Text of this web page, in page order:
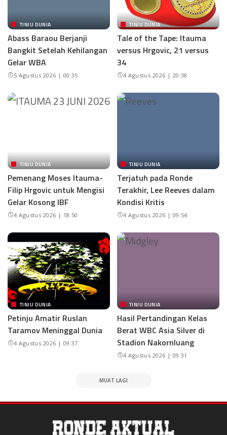
TINJU DUNIA
Abass Baraou Berjanji
Bangkit Setelah Kehilangan
Gelar WBA
5 Agustus 2026 | 00:35
TINJU DUNIA
Tale of the Tape: Itauma
versus Hrgovic, 21 versus
34
4 Agustus 2026 | 20:38
TINJU DUNIA
Pemenang Moses Itauma-
Filip Hrgovic untuk Mengisi
Gelar Kosong IBF
4 Agustus 2026 | 18:50
TINJU DUNIA
Terjatuh pada Ronde
Terakhir, Lee Reeves dalam
Kondisi Kritis
4 Agustus 2026 | 09:54
TINJU DUNIA
Petinju Amatir Ruslan
Taramov Meninggal Dunia
4 Agustus 2026 | 09:37
TINJU DUNIA
Hasil Pertandingan Kelas
Berat WBC Asia Silver di
Stadion Nakornluang
4 Agustus 2026 | 09:31
MUAT LAGI